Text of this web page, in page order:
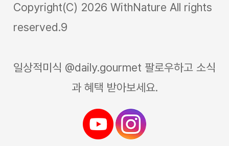
Copyright(C) 2026 WithNature All rights
reserved.9
일상적미식 @daily.gourmet 팔로우하고 소식
과 혜택 받아보세요.